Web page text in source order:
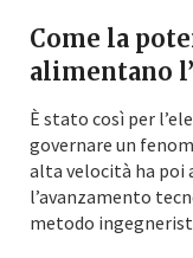
Come la
alimentano
È stato così per
governare un
alta velocità ha
l’avanzamento
metodo